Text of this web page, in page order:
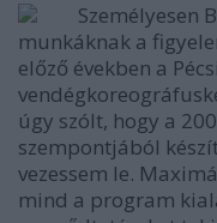
Személyesen
munkáknak a
előző években a
úgy szólt, hogy a
szempontjából
vezessem le.
mind a program